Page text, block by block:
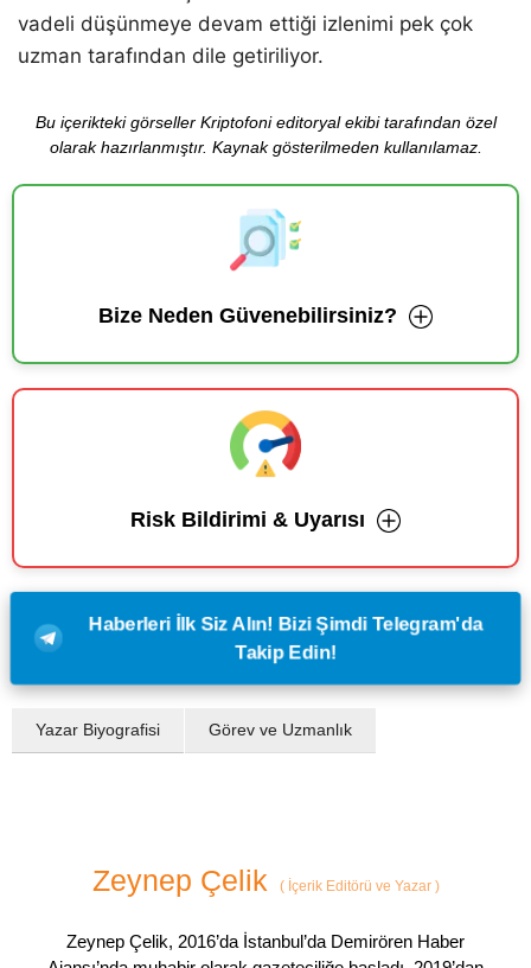
vadeli düşünmeye devam ettiği izlenimi pek çok
uzman tarafından dile getiriliyor.
Bu içerikteki görseller Kriptofoni editoryal ekibi tarafından özel
olarak hazırlanmıştır. Kaynak gösterilmeden kullanılamaz.
Bize Neden Güvenebilirsiniz?
Risk Bildirimi & Uyarısı
Haberleri İlk Siz Alın! Bizi Şimdi Telegram'da
Takip Edin!
Yazar Biyografisi Görev ve Uzmanlık
Zeynep Çelik (İçerik Editörü ve Yazar )
Zeynep Çelik, 2016’da İstanbul’da Demirören Haber